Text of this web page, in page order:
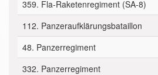
359. Fla-Raketenregiment (SA-8)
112. Panzeraufklärungsbataillon
48. Panzerregiment
332. Panzerregiment